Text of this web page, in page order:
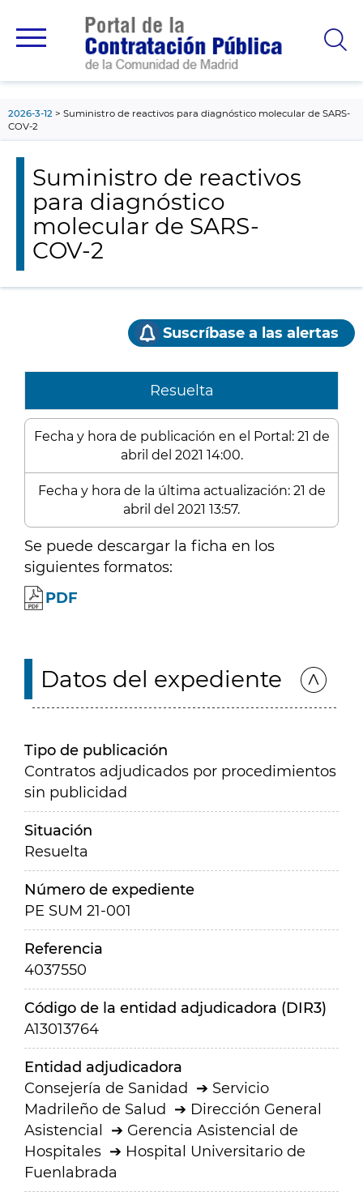
principal
2026-3-12
Suministro de reactivos para diagnóstico molecular de SARS-
COV-2
Suministro de reactivos
para diagnóstico
molecular de SARS-
COV-2
Suscríbase a las alertas
Resuelta
Fecha y hora de publicación en el Portal: 21 de
abril del 2021 14:00.
Fecha y hora de la última actualización: 21 de
abril del 2021 13:57.
Se puede descargar la ficha en los
siguientes formatos:
PDF
Datos del expediente
Tipo de publicación
Contratos adjudicados por procedimientos
sin publicidad
Situación
Resuelta
Número de expediente
PE SUM 21-001
Referencia
4037550
Código de la entidad adjudicadora (DIR3)
A13013764
Entidad adjudicadora
Consejería de Sanidad
Servicio
Madrileño de Salud
Dirección General
Asistencial
Gerencia Asistencial de
Hospitales
Hospital Universitario de
Fuenlabrada